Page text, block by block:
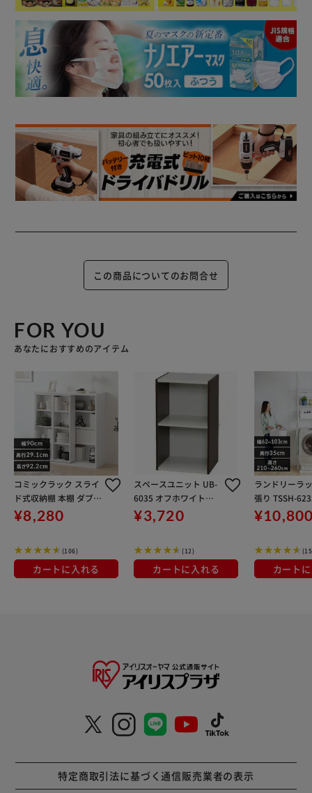
この商品についてのお問合せ
FOR YOU
あなたにおすすめのアイテム
コミックラック スライ
ド式収納棚 本棚 ダブル
CSD-9090R ホワイト
¥8,280
(106)
カートに入れる
スペースユニット UB-
6035 オフホワイト／
ウォールナットブラウ
¥3,720
(12)
カートに入れる
ランドリーラ
張り TSSH-
イト
カート
特定商取引法に基づく通信販売業者の表示